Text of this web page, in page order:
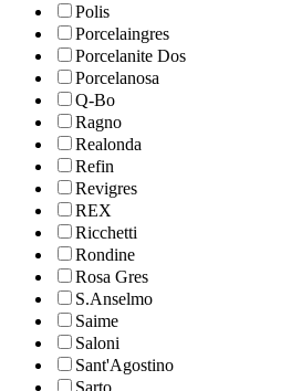
Polis
Porcelaingres
Porcelanite Dos
Porcelanosa
Q-Bo
Ragno
Realonda
Refin
Revigres
REX
Ricchetti
Rondine
Rosa Gres
S.Anselmo
Saime
Saloni
Sant'Agostino
Sarto